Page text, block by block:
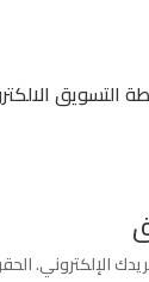
التسويق
الإلكتروني.